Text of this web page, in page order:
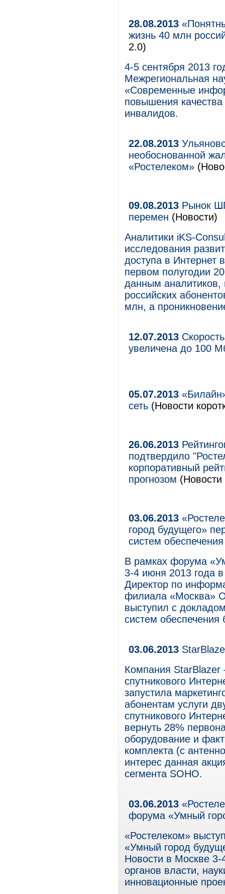
28.08.2013
жизнь 40 млн
2.0)
4-5 сентября 2013
Межрегиональная
«Современные
повышения
инвалидов.
22.08.2013
необоснованной
«Ростелеком»
09.08.2013 Рынок
перемен (Новости)
Аналитики iKS-
исследования
доступа в Интернет
первом полугодии
данным аналитиков,
российских
млн, а
12.07.2013
увеличена до 100
05.07.2013
сеть (Новости
26.06.2013
подтвердило
корпоративный
прогнозом (Новости
03.06.2013
город будущего»
систем
В рамках форума
3-4 июня 2013 года
Директор по
филиала «Москва»
выступил с
систем обеспечения
03.06.2013
Компания StarBlazer
спутникового
запустила
абонентам услуги
спутникового
вернуть 28%
оборудование и
комплекта (с
интерес данная
сегмента SOHO.
03.06.2013
форума «Умный
«Ростелеком»
«Умный город
Новости в Москве
органов власти,
инновационные